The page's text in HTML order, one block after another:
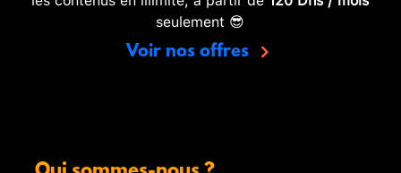
seulement 😎
Voir nos offres